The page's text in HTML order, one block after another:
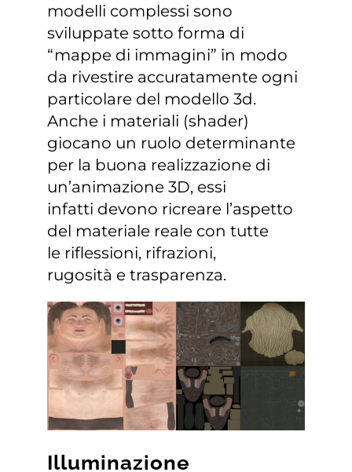
modelli complessi sono
sviluppate sotto forma di
“mappe di immagini” in modo
da rivestire accuratamente ogni
particolare del modello 3d.
Anche i materiali (shader)
giocano un ruolo determinante
per la buona realizzazione di
un’animazione 3D, essi
infatti devono ricreare l’aspetto
del materiale reale con tutte
le riflessioni, rifrazioni,
rugosità e trasparenza.
Illuminazione